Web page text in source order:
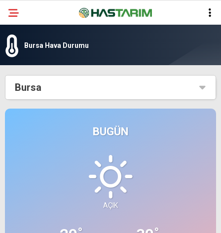
Bursa Hava Durumu
Bursa
BUGÜN
AÇIK